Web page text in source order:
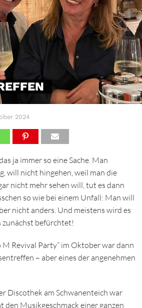
2024
ja immer so eine Sache. Man
will nicht hingehen, weil man die
nicht mehr sehen will, tut es dann
so wie bei einem Unfall: Man will
nicht anders. Und meistens wird es
zunächst befürchtet!
M Revival Party” im Oktober war dann
– aber eines der angenehmen
Discothek am Schwanenteich war
Musikgeschmack einer ganzen